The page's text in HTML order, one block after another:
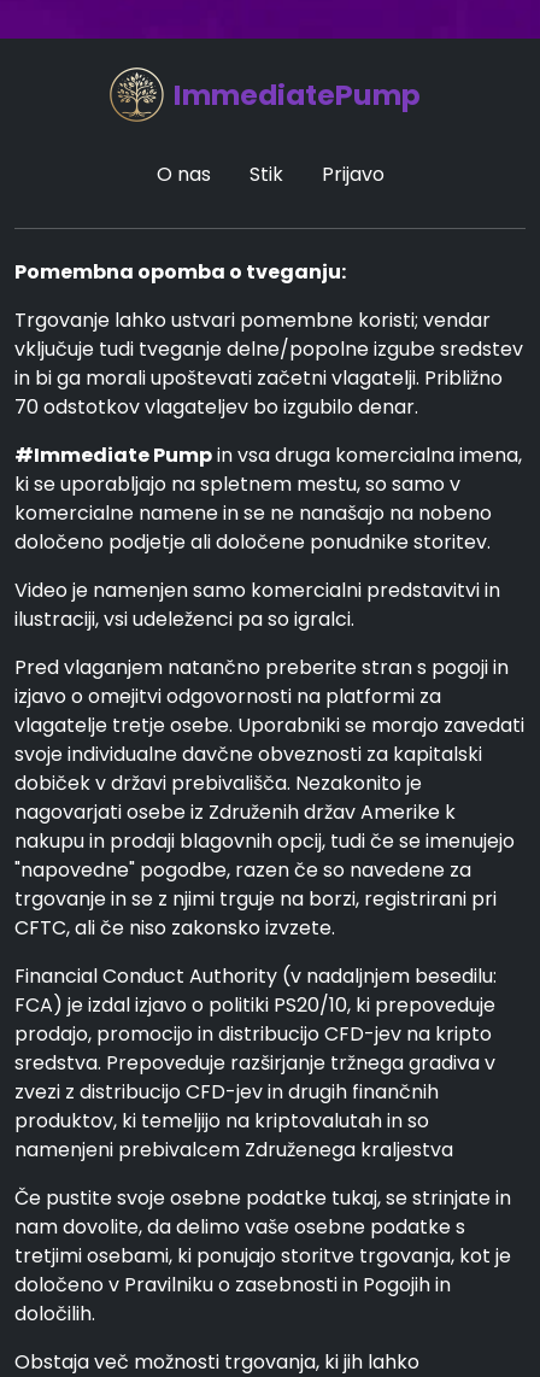
ImmediatePump
O nas Stik Prijavo
Pomembna opomba o tveganju:
Trgovanje lahko ustvari pomembne koristi; vendar
vključuje tudi tveganje delne/popolne izgube sredstev
in bi ga morali upoštevati začetni vlagatelji. Približno
70 odstotkov vlagateljev bo izgubilo denar.
#Immediate Pumpin vsa druga komercialna imena,
ki se uporabljajo na spletnem mestu, so samo v
komercialne namene in se ne nanašajo na nobeno
določeno podjetje ali določene ponudnike storitev.
Video je namenjen samo komercialni predstavitvi in
ilustraciji, vsi udeleženci pa so igralci.
Pred vlaganjem natančno preberite stran s pogoji in
izjavo o omejitvi odgovornosti na platformi za
vlagatelje tretje osebe. Uporabniki se morajo zavedati
svoje individualne davčne obveznosti za kapitalski
dobiček v državi prebivališča. Nezakonito je
nagovarjati osebe iz Združenih držav Amerike k
nakupu in prodaji blagovnih opcij, tudi če se imenujejo
"napovedne" pogodbe, razen če so navedene za
trgovanje in se z njimi trguje na borzi, registrirani pri
CFTC, ali če niso zakonsko izvzete.
Financial Conduct Authority (v nadaljnjem besedilu:
FCA) je izdal izjavo o politiki PS20/10, ki prepoveduje
prodajo, promocijo in distribucijo CFD-jev na kripto
sredstva. Prepoveduje razširjanje tržnega gradiva v
zvezi z distribucijo CFD-jev in drugih finančnih
produktov, ki temeljijo na kriptovalutah in so
namenjeni prebivalcem Združenega kraljestva
Če pustite svoje osebne podatke tukaj, se strinjate in
nam dovolite, da delimo vaše osebne podatke s
tretjimi osebami, ki ponujajo storitve trgovanja, kot je
določeno v Pravilniku o zasebnosti in Pogojih in
določilih.
Obstaja več možnosti trgovanja, ki jih lahko